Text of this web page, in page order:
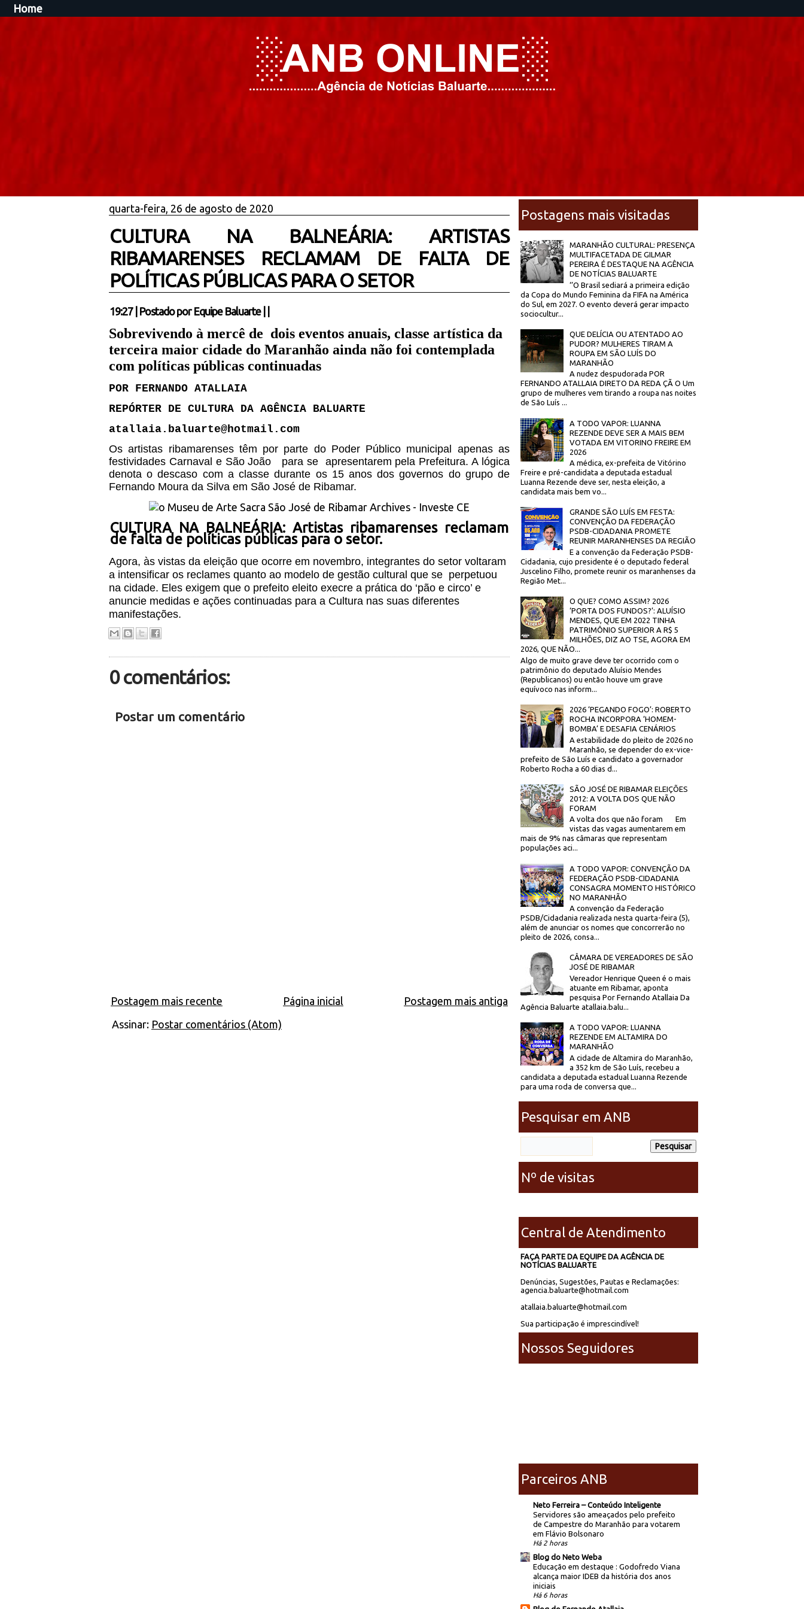
Home
quarta-feira, 26 de agosto de 2020
CULTURA NA BALNEÁRIA: ARTISTAS
RIBAMARENSES RECLAMAM DE FALTA DE
POLÍTICAS PÚBLICAS PARA O SETOR
19:27| Postado por Equipe Baluarte
Sobrevivendo à mercê de dois eventos anuais, classe artística da
terceira maior cidade do Maranhão ainda não foi contemplada
com políticas públicas continuadas
POR FERNANDO ATALLAIA
REPÓRTER DE CULTURA DA AGÊNCIA BALUARTE
atallaia.baluarte@hotmail.com
Os artistas ribamarenses têm por parte do Poder Público municipal apenas as
festividades Carnaval e São João para se apresentarem pela Prefeitura. A lógica
denota o descaso com a classe durante os 15 anos dos governos do grupo de
Fernando Moura da Silva em São José de Ribamar.
CULTURA NA BALNEÁRIA: Artistas ribamarenses reclamam
de falta de políticas públicas para o setor.
Agora, às vistas da eleição que ocorre em novembro, integrantes do setor voltaram
a intensificar os reclames quanto ao modelo de gestão cultural que se perpetuou
na cidade. Eles exigem que o prefeito eleito execre a prática do ‘pão e circo’ e
anuncie medidas e ações continuadas para a Cultura nas suas diferentes
manifestações.
0 comentários:
Postar um comentário
Postagem mais recente Postagem mais antiga
Página inicial
Assinar: Postar comentários (Atom)
Postagens mais visitadas
MARANHÃO CULTURAL: PRESENÇA
MULTIFACETADA DE GILMAR
PEREIRA É DESTAQUE NA AGÊNCIA
DE NOTÍCIAS BALUARTE
‘’O Brasil sediará a primeira edição
da Copa do Mundo Feminina da FIFA na América
do Sul, em 2027. O evento deverá gerar impacto
sociocultur...
QUE DELÍCIA OU ATENTADO AO
PUDOR? MULHERES TIRAM A
ROUPA EM SÃO LUÍS DO
MARANHÃO
A nudez despudorada POR
FERNANDO ATALLAIA DIRETO DA REDA ÇÃ O Um
grupo de mulheres vem tirando a roupa nas noites
de São Luís ...
A TODO VAPOR: LUANNA
REZENDE DEVE SER A MAIS BEM
VOTADA EM VITORINO FREIRE EM
2026
A médica, ex-prefeita de Vitórino
Freire e pré-candidata a deputada estadual
Luanna Rezende deve ser, nesta eleição, a
candidata mais bem vo...
GRANDE SÃO LUÍS EM FESTA:
CONVENÇÃO DA FEDERAÇÃO
PSDB-CIDADANIA PROMETE
REUNIR MARANHENSES DA REGIÃO
E a convenção da Federação PSDB-
Cidadania, cujo presidente é o deputado federal
Juscelino Filho, promete reunir os maranhenses da
Região Met...
O QUE? COMO ASSIM? 2026
‘PORTA DOS FUNDOS?’: ALUÍSIO
MENDES, QUE EM 2022 TINHA
PATRIMÔNIO SUPERIOR A R$ 5
MILHÕES, DIZ AO TSE, AGORA EM
2026, QUE NÃO...
Algo de muito grave deve ter ocorrido com o
patrimônio do deputado Aluísio Mendes
(Republicanos) ou então houve um grave
equívoco nas inform...
2026 ‘PEGANDO FOGO’: ROBERTO
ROCHA INCORPORA ‘HOMEM-
BOMBA’ E DESAFIA CENÁRIOS
A estabilidade do pleito de 2026 no
Maranhão, se depender do ex-vice-
prefeito de São Luís e candidato a governador
Roberto Rocha a 60 dias d...
SÃO JOSÉ DE RIBAMAR ELEIÇÕES
2012: A VOLTA DOS QUE NÃO
FORAM
A volta dos que não foram Em
vistas das vagas aumentarem em
mais de 9% nas câmaras que representam
populações aci...
A TODO VAPOR: CONVENÇÃO DA
FEDERAÇÃO PSDB-CIDADANIA
CONSAGRA MOMENTO HISTÓRICO
NO MARANHÃO
A convenção da Federação
PSDB/Cidadania realizada nesta quarta-feira (5),
além de anunciar os nomes que concorrerão no
pleito de 2026, consa...
CÂMARA DE VEREADORES DE SÃO
JOSÉ DE RIBAMAR
Vereador Henrique Queen é o mais
atuante em Ribamar, aponta
pesquisa Por Fernando Atallaia Da
Agência Baluarte atallaia.balu...
A TODO VAPOR: LUANNA
REZENDE EM ALTAMIRA DO
MARANHÃO
A cidade de Altamira do Maranhão,
a 352 km de São Luís, recebeu a
candidata a deputada estadual Luanna Rezende
para uma roda de conversa que...
Pesquisar em ANB
Nº de visitas
Central de Atendimento
FAÇA PARTE DA EQUIPE DA AGÊNCIA DE
NOTÍCIAS BALUARTE
Denúncias, Sugestões, Pautas e Reclamações:
agencia.baluarte@hotmail.com
atallaia.baluarte@hotmail.com
Sua participação é imprescindível!
Nossos Seguidores
Parceiros ANB
Neto Ferreira – Conteúdo Inteligente
Servidores são ameaçados pelo prefeito
de Campestre do Maranhão para votarem
em Flávio Bolsonaro
Há 2 horas
Blog do Neto Weba
Educação em destaque : Godofredo Viana
alcança maior IDEB da história dos anos
iniciais
Há 6 horas